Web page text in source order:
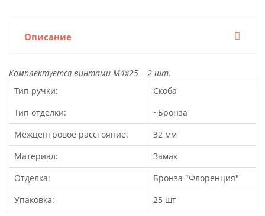
Описание
Комплектуется винтами М4х25 – 2 шт.
Тип ручки:
Скоба
Тип отделки:
~Бронза
Межцентровое расстояние:
32 мм
Материал:
Замак
Отделка:
Бронза "Флоренция"
Упаковка:
25 шт